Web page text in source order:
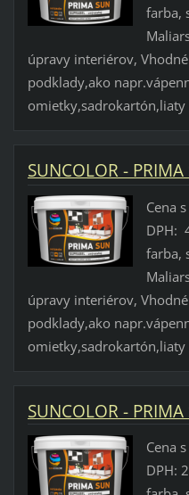
farba,
úpravy interiérov,
podklady,ako
omietky,sadrokartón,liaty
SUNCOLOR -
Cena
DPH:
farba,
úpravy interiérov,
podklady,ako
omietky,sadrokartón,liaty
SUNCOLOR -
Cena
DPH: